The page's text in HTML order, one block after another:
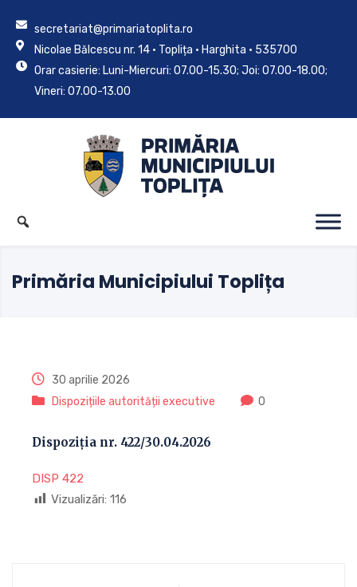
secretariat@primariatoplita.ro
Nicolae Bălcescu nr. 14 • Toplița • Harghita • 535700
Orar casierie: Luni-Miercuri: 07.00-15.30; Joi: 07.00-18.00;
Vineri: 07.00-13.00
Primăria Municipiului Toplița
30 aprilie 2026
Dispozițiile autorității executive
0
Dispoziția nr. 422/30.04.2026
DISP 422
Vizualizări: 116